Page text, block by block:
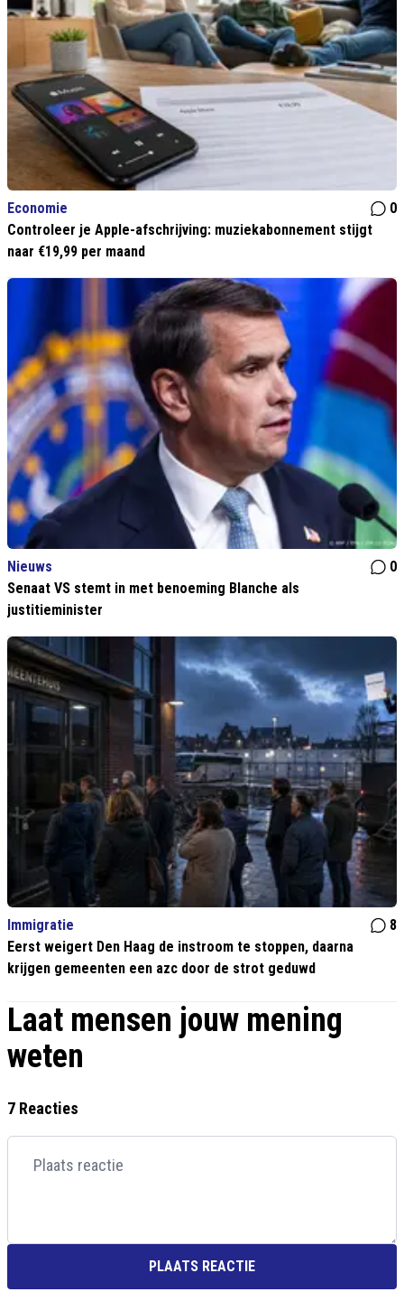
Economie
0
Controleer je Apple-afschrijving: muziekabonnement stijgt
naar €19,99 per maand
Nieuws
0
Senaat VS stemt in met benoeming Blanche als
justitieminister
Immigratie
8
Eerst weigert Den Haag de instroom te stoppen, daarna
krijgen gemeenten een azc door de strot geduwd
Laat mensen jouw mening
weten
7 Reacties
PLAATS REACTIE